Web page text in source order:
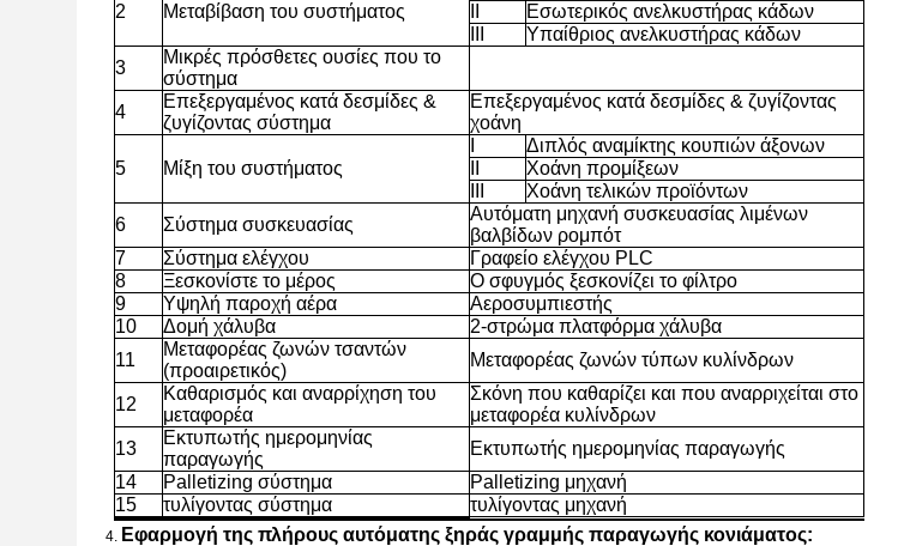
2 Μεταβίβαση του συστήματος
Εσωτερικός ανελκυστήρας κάδων
Υπαίθριος ανελκυστήρας κάδων
3
Μικρές πρόσθετες ουσίες που το
σύστημα
4
Επεξεργαμένος κατά δεσμίδες &
ζυγίζοντας σύστημα
Επεξεργαμένος κατά δεσμίδες & ζυγίζοντας
χοάνη
5 Μίξη του συστήματος
Διπλός αναμίκτης κουπιών άξονων
Χοάνη προμίξεων
Χοάνη τελικών προϊόντων
6
Σύστημα συσκευασίας
Αυτόματη μηχανή συσκευασίας λιμένων
βαλβίδων ρομπότ
7
Σύστημα ελέγχου
Γραφείο ελέγχου PLC
8
Ξεσκονίστε το μέρος
Ο σφυγμός ξεσκονίζει το φίλτρο
9
Υψηλή παροχή αέρα
Αεροσυμπιεστής
10
Δομή χάλυβα
2-στρώμα πλατφόρμα χάλυβα
11
Μεταφορέας ζωνών τσαντών
(προαιρετικός)
Μεταφορέας ζωνών τύπων κυλίνδρων
12
Καθαρισμός και αναρρίχηση του
μεταφορέα
Σκόνη που καθαρίζει και που αναρριχείται στο
μεταφορέα κυλίνδρων
13
Εκτυπωτής ημερομηνίας
παραγωγής
Εκτυπωτής ημερομηνίας παραγωγής
14
Palletizing σύστημα
Palletizing μηχανή
15
τυλίγοντας σύστημα τυλίγοντας μηχανή
4. Εφαρμογή της πλήρους αυτόματης ξηράς γραμμής παραγωγής κονιάματος: